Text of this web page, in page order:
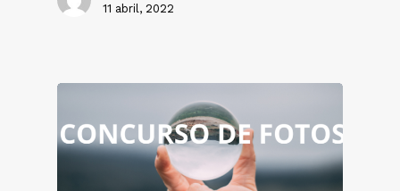
11 abril, 2022